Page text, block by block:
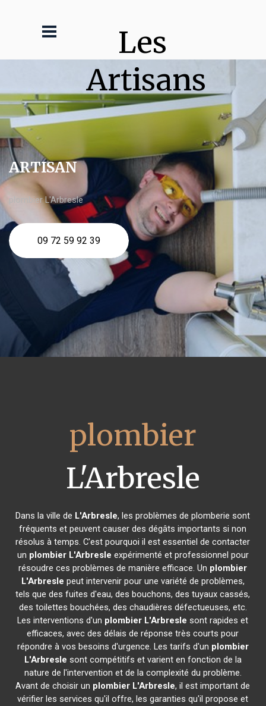
Les
Artisans
ARTISAN
plombier L'Arbresle
09 72 59 92 39
plombier
L'Arbresle
Dans la ville de L'Arbresle, les problèmes de plomberie sont
fréquents et peuvent causer des dégâts importants si non
résolus à temps. C'est pourquoi il est essentiel de contacter
un plombier L'Arbresle expérimenté et professionnel pour
résoudre ces problèmes de manière efficace. Un plombier
L'Arbresle peut intervenir pour une variété de problèmes,
tels que des fuites d'eau, des bouchons, des tuyaux cassés,
des toilettes bouchées, des chaudières défectueuses, etc.
Les interventions d'un plombier L'Arbresle sont rapides et
efficaces, avec des délais de réponse très courts pour
répondre à vos besoins d'urgence. Les tarifs d'un plombier
L'Arbresle sont compétitifs et varient en fonction de la
nature de l'intervention et de la complexité du problème.
Avant de choisir un plombier L'Arbresle, il est important de
vérifier les services qu'il offre, les garanties qu'il propose et